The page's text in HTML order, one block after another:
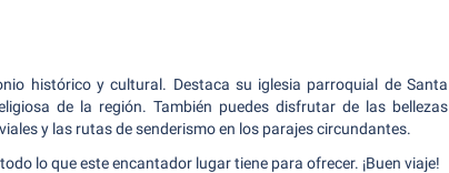
histórico y cultural. Destaca su iglesia parroquial de Santa
de la región. También puedes disfrutar de las bellezas
y las rutas de senderismo en los parajes circundantes.
lo que este encantador lugar tiene para ofrecer. ¡Buen viaje!